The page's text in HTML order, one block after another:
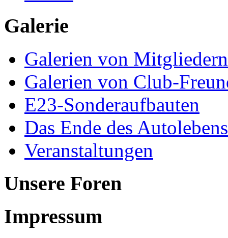
Galerie
Galerien von Mitgliedern
Galerien von Club-
E23-Sonderaufbauten
Das Ende des Autolebens
Veranstaltungen
Unsere Foren
Impressum